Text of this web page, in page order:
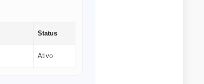
Status
Ativo